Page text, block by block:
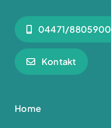
04471/8805900
Kontakt
Home